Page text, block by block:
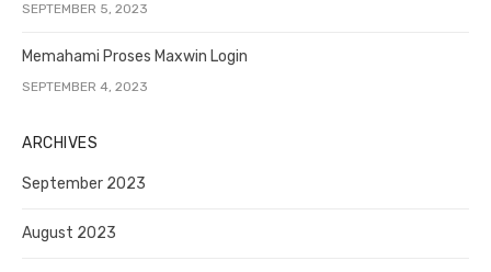
SEPTEMBER 5, 2023
Memahami Proses Maxwin Login
SEPTEMBER 4, 2023
ARCHIVES
September 2023
August 2023